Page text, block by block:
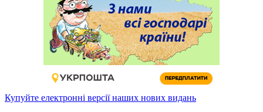
Купуйте електронні версії наших нових видань